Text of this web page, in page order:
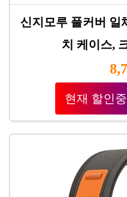
신지모루 풀커버 일
치 케이스,
현재 할인